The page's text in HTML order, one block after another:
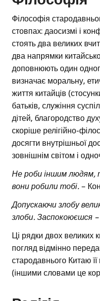
Філософія
стовпах: даосизмі і
стоять два великих
два напрямки
доповнюють один
визначає моральну,
життя китайців
батьків, служіння
дітей, благородство
скоріше релігійно-
досягти внутрішньої
зовнішнім світом і
Не роби іншим людям,
вони робили тобі. –
Допускаючи злобу
злоби. Заспокоюєшся
Ці рядки двох великих
погляд відмінно
стародавнього Китаю
(іншими словами це